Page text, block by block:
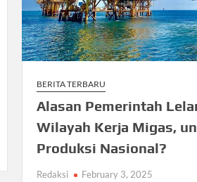
BERITA TERBARU
Alasan Pemerintah
Wilayah Kerja Migas,
Produksi Nasional?
Redaksi February 3, 2025